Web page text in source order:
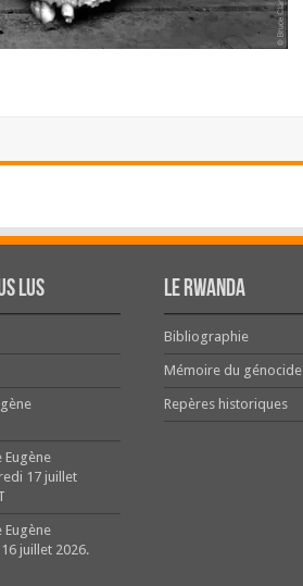
lus
Eugène
17 juillet
Eugène
16 juillet 2026.
Le Rwanda
Bibliographie
Mémoire du génocide
Repères historiques